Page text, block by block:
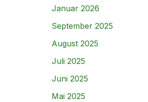
Januar 2026
September 2025
August 2025
Juli 2025
Juni 2025
Mai 2025